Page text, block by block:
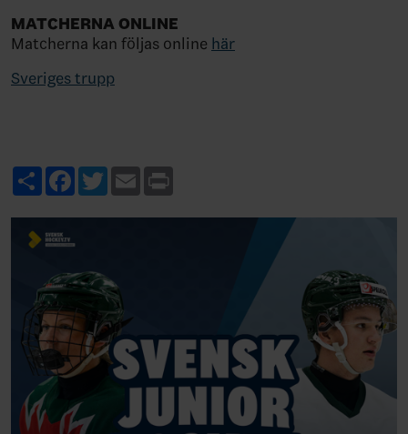
MATCHERNA ONLINE
Matcherna kan följas online här
Sveriges trupp
ShareFacebook
TwitterEmail